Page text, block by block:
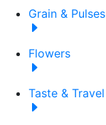
Grain & Pulses
Flowers
Taste & Travel